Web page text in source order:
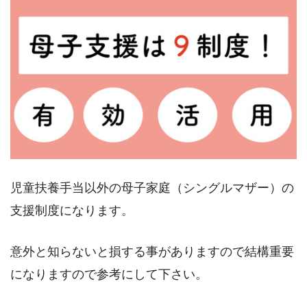
児童扶養手当以外の母子家庭（シングルマザー）の
支援制度になります。
意外と知らないと損する事がありますので結構重要
になりますので参考にして下さい。